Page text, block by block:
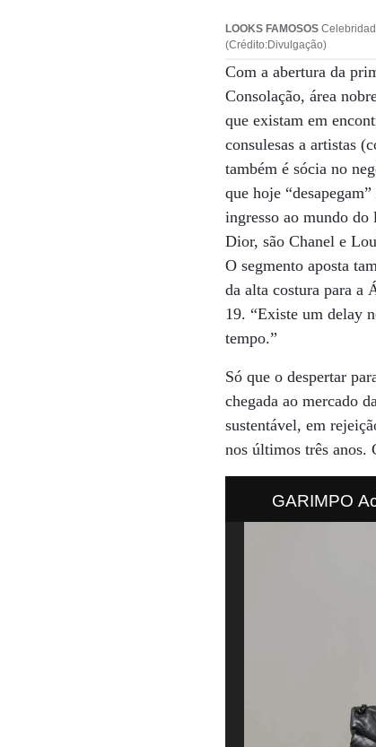
LOOKS FAMOSOS
(Crédito:Divulgação)
Com a abertura da
Consolação, área
que existam em
consulesas a artistas
também é sócia no
que hoje
ingresso ao mundo do
Dior, são Chanel e
O segmento aposta
da alta costura para a
19. “Existe um delay
tempo.”
Só que o despertar
chegada ao mercado
sustentável, em
nos últimos três anos.
GARIMPO
plataforma . À